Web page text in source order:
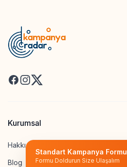
Standart Kampanya Formu
Formu Doldurun Size Ulaşalım
Facebook
Instagram
X
Kurumsal
Hakkımızda
Blog